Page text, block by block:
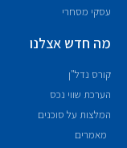
עסקי מסחרי
מה חדש אצלנו
קורס נדל"ן
הערכת שווי נכס
המלצות על סוכנים
מאמרים